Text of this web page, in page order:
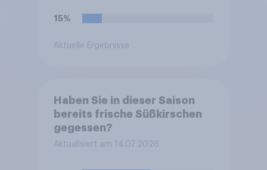
15%
Aktuelle Ergebnisse
Haben Sie in dieser Saison
bereits frische Süßkirschen
gegessen?
Aktualisiert am 14.07.2026